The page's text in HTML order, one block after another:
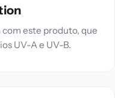
com este produto, que
UV-A e UV-B.